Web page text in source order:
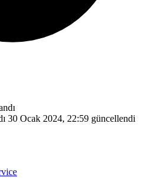
30 Ocak 2024, 22:59 güncellendi